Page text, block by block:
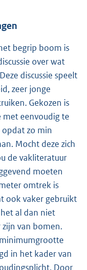
begrip boom is
over wat
discussie speelt
zeer jonge
Gekozen is
eenvoudig te
zo min
Mocht deze zich
de vakliteratuur
moeten
omtrek is
ook vaker gebruikt
al dan niet
van bomen.
in het kader van
Door